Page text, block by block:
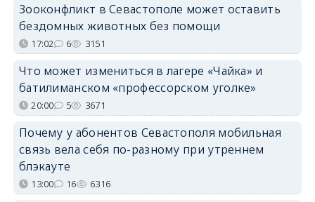
Зооконфликт в Севастополе может оставить
бездомных животных без помощи
17:02 6 3151
Что может измениться в лагере «Чайка» и
батилиманском «профессорском уголке»
20:00 5 3671
Почему у абонентов Севастополя мобильная
связь вела себя по-разному при утреннем
блэкауте
13:00 16 6316